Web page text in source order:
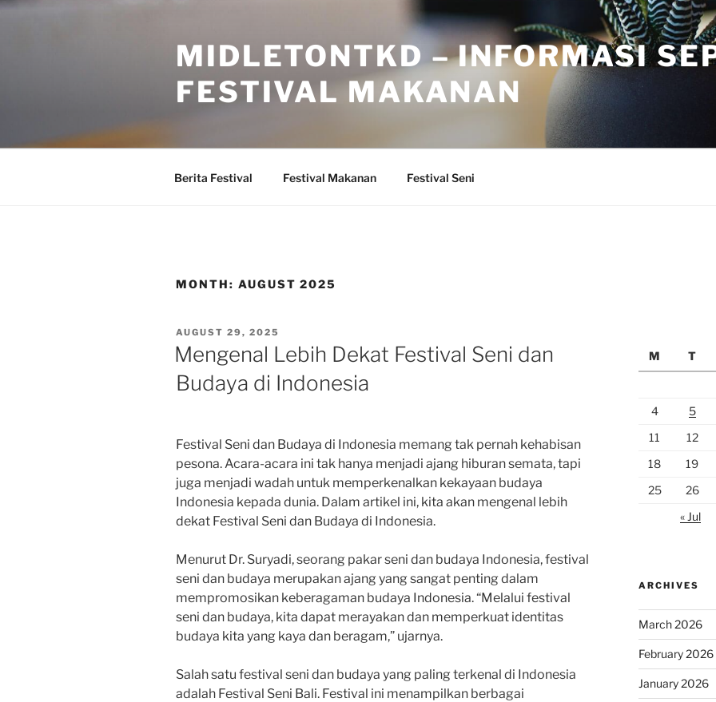
Skip
MIDLETONTKD – INFORMASI
FESTIVAL MAKANAN
Berita Festival Festival Makanan Festival Seni
MONTH: AUGUST 2025
POSTED
ON
AUGUST 29, 2025
Mengenal Lebih Dekat Festival Seni dan
Budaya di Indonesia
Festival Seni dan Budaya di Indonesia memang tak pernah kehabisan
pesona. Acara-acara ini tak hanya menjadi ajang hiburan semata, tapi
juga menjadi wadah untuk memperkenalkan kekayaan budaya
Indonesia kepada dunia. Dalam artikel ini, kita akan mengenal lebih
dekat Festival Seni dan Budaya di Indonesia.
Menurut Dr. Suryadi, seorang pakar seni dan budaya Indonesia, festival
seni dan budaya merupakan ajang yang sangat penting dalam
mempromosikan keberagaman budaya Indonesia. “Melalui festival
seni dan budaya, kita dapat merayakan dan memperkuat identitas
budaya kita yang kaya dan beragam,” ujarnya.
Salah satu festival seni dan budaya yang paling terkenal di Indonesia
adalah Festival Seni Bali. Festival ini menampilkan berbagai
M
T
4
5
11
12
18
19
25
26
« Jul
ARCHIVES
March 2026
February 2026
January 2026